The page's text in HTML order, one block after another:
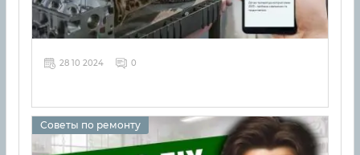
28 10 2024 0
Советы по ремонту